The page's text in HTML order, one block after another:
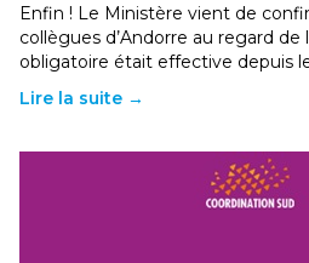
Enfin ! Le Ministère vient de
collègues d’Andorre au regard
obligatoire était effective depuis
Lire la suite →